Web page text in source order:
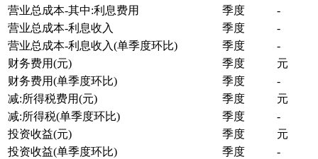
营业总成本-其中:利息费用
季度
-
营业总成本-利息收入
季度
-
营业总成本-利息收入(单季度环比)
季度
-
财务费用(元)
季度
元
财务费用(单季度环比)
季度
-
减:所得税费用(元)
季度
元
减:所得税(单季度环比)
季度
-
投资收益(元)
季度
元
投资收益(单季度环比)
季度
-